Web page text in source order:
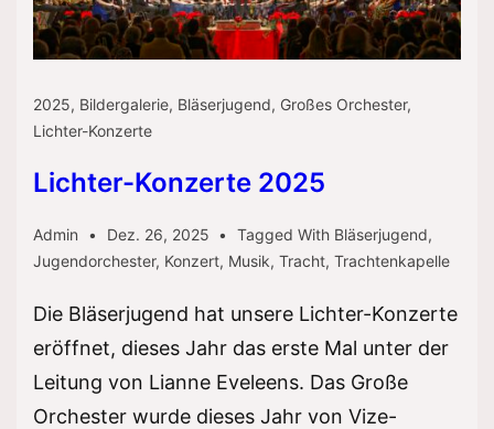
2025, Bildergalerie, Bläserjugend, Großes Orchester,
Lichter-Konzerte
Lichter-Konzerte 2025
Admin Dez. 26, 2025 Tagged With Bläserjugend,
Jugendorchester, Konzert, Musik, Tracht, Trachtenkapelle
Die Bläserjugend hat unsere Lichter-Konzerte
eröffnet, dieses Jahr das erste Mal unter der
Leitung von Lianne Eveleens. Das Große
Orchester wurde dieses Jahr von Vize-